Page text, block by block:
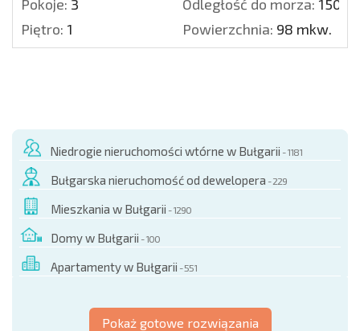
Pokoje: 3 Odległość do morza: 150 m.
Piętro: 1 Powierzchnia: 98 mkw.
Niedrogie nieruchomości wtórne w Bułgarii - 1181
Bułgarska nieruchomość od dewelopera - 229
Mieszkania w Bułgarii - 1290
Domy w Bułgarii - 100
Apartamenty w Bułgarii - 551
Pokaż gotowe rozwiązania